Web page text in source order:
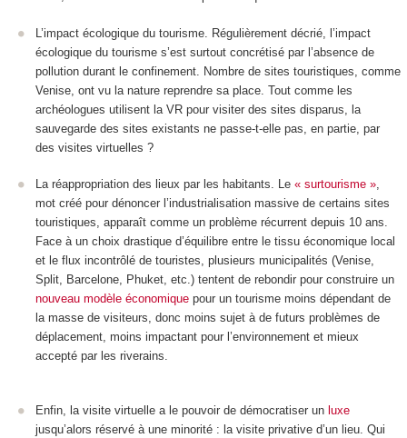
L’impact écologique du tourisme. Régulièrement décrié, l’impact
écologique du tourisme s’est surtout concrétisé par l’absence de
pollution durant le confinement. Nombre de sites touristiques, comme
Venise, ont vu la nature reprendre sa place. Tout comme les
archéologues utilisent la VR pour visiter des sites disparus, la
sauvegarde des sites existants ne passe-t-elle pas, en partie, par
des visites virtuelles ?
La réappropriation des lieux par les habitants. Le « surtourisme »,
mot créé pour dénoncer l’industrialisation massive de certains sites
touristiques, apparaît comme un problème récurrent depuis 10 ans.
Face à un choix drastique d’équilibre entre le tissu économique local
et le flux incontrôlé de touristes, plusieurs municipalités (Venise,
Split, Barcelone, Phuket, etc.) tentent de rebondir pour construire un
nouveau modèle économique pour un tourisme moins dépendant de
la masse de visiteurs, donc moins sujet à de futurs problèmes de
déplacement, moins impactant pour l’environnement et mieux
accepté par les riverains.
Enfin, la visite virtuelle a le pouvoir de démocratiser un luxe
jusqu’alors réservé à une minorité : la visite privative d’un lieu. Qui